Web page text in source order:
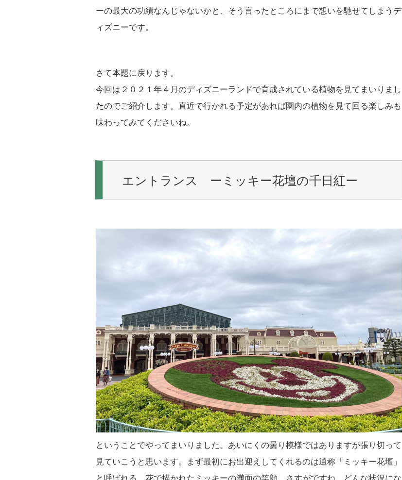
ーの最大の功績なんじゃないかと、そう言ったところにまで想いを馳せてしまうデ
ィズニーです。
さて本題に戻ります。
今回は２０２１年４月のディズニーランドで育成されている植物を見てまいりまし
たのでご紹介します。直近で行かれる予定があれば園内の植物を見て回る楽しみも
味わってみてくださいね。
エントランス ーミッキー花壇の千日紅ー
ということでやってまいりました。あいにくの曇り模様ではありますが張り切って
見ていこうと思います。まず最初にお出迎えしてくれるのは通称「ミッキー花壇」